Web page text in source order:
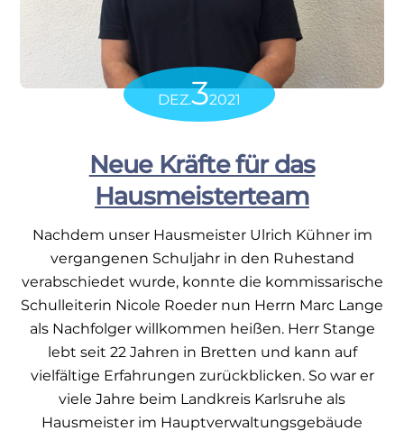
DEZ.32021
Neue Kräfte für das
Hausmeisterteam
Nachdem unser Hausmeister Ulrich Kühner im
vergangenen Schuljahr in den Ruhestand
verabschiedet wurde, konnte die kommissarische
Schulleiterin Nicole Roeder nun Herrn Marc Lange
als Nachfolger willkommen heißen. Herr Stange
lebt seit 22 Jahren in Bretten und kann auf
vielfältige Erfahrungen zurückblicken. So war er
viele Jahre beim Landkreis Karlsruhe als
Hausmeister im Hauptverwaltungsgebäude